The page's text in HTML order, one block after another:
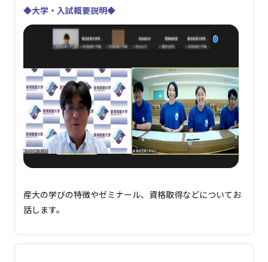
◆大学・入試概要説明◆
産大の学びの特徴やゼミナール、資格取得などについてお
話します。